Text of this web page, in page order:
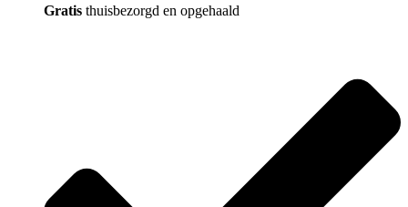
Gratis thuisbezorgd en opgehaald